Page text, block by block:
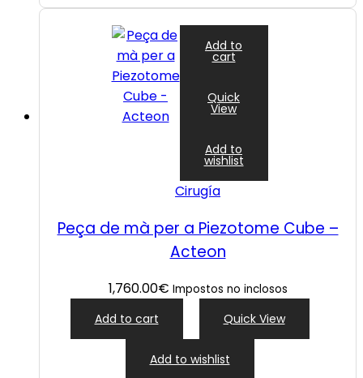
Add to
cart
Quick
View
Add to
wishlist
Cirugía
Peça de mà per a Piezotome Cube –
Acteon
1,760.00€ Impostos no inclosos
Add to cart Quick View
Add to wishlist